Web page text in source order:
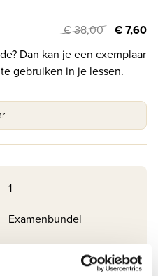
€ 38,00
€ 7,60
Dan kan je een exemplaar
gebruiken in je lessen.
1
Examenbundel